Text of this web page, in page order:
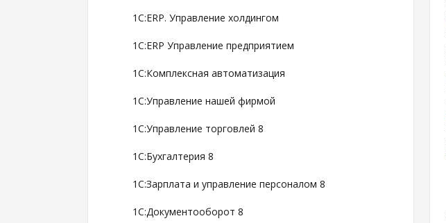
1С:ERP. Управление холдингом
1С:ERP Управление предприятием
1С:Комплексная автоматизация
1С:Управление нашей фирмой
1С:Управление торговлей 8
1С:Бухгалтерия 8
1С:Зарплата и управление персоналом 8
1С:Документооборот 8